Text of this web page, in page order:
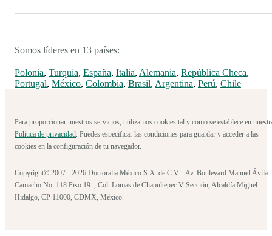
Somos líderes en 13 países:
Polonia, Turquía, España, Italia, Alemania, República Checa,
Portugal, México, Colombia, Brasil, Argentina, Perú, Chile
Para proporcionar nuestros servicios, utilizamos cookies tal y como se establece en
Política de privacidad . Puedes especificar las condiciones para guardar y acceder a las
cookies en la configuración de tu navegador.
Copyright© 2007 - 2026 Doctoralia México S.A. de C.V. - Av. Boulevard Manuel Ávila
Camacho No. 118 Piso 19. , Col. Lomas de Chapultepec V Sección, Alcaldía Miguel
Hidalgo, CP 11000, CDMX, México.